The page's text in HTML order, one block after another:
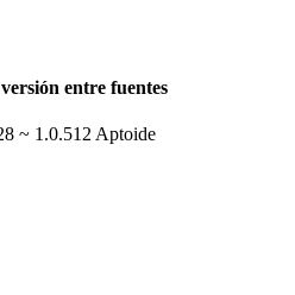
entre fuentes
~ 1.0.512 Aptoide